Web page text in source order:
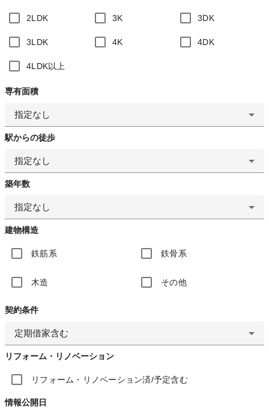
2LDK 3K 3DK
3LDK 4K 4DK
4LDK以上
専有面積
指定なし
駅からの徒歩
指定なし
築年数
指定なし
建物構造
鉄筋系 鉄骨系
木造 その他
契約条件
定期借家含む
リフォーム・リノベーション
リフォーム・リノベーション済/予定含む
情報公開日